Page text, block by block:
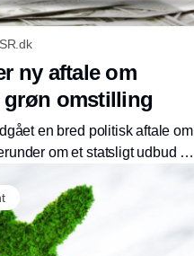
ny aftale om
grøn omstilling
en bred politisk aftale om
om et statsligt udbud på
både herhjemme og i